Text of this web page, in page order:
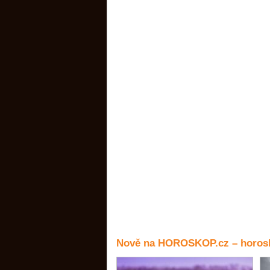
Nově na HOROSKOP.cz –